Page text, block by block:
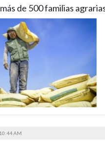
de 500 familias
10:44 AM